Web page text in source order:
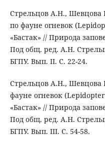
Стрельцов А.Н.,
по фауне огневок
«Бастак» // Природа
Под общ. ред. А.Н.
БГПУ. Вып. II. С. 22-24.
Стрельцов А.Н., Шевцова
фауне огневок
«Бастак» // Природа
Под общ. ред. А.Н.
БГПУ. Вып. III. С. 54-58.